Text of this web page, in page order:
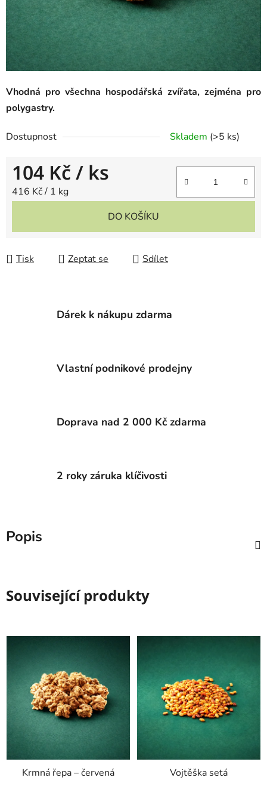
Vhodná pro všechna hospodářská zvířata, zejména pro
polygastry.
Dostupnost Skladem (>5 ks)
104 Kč/ ks
Měrná cena:
416 Kč / 1 kg
DO KOŠÍKU
Tisk Zeptat se Sdílet
Dárek k nákupu zdarma
Vlastní podnikové prodejny
Doprava nad 2 000 Kč zdarma
2 roky záruka klíčivosti
Popis
Související produkty
Krmná řepa – červená Vojtěška setá